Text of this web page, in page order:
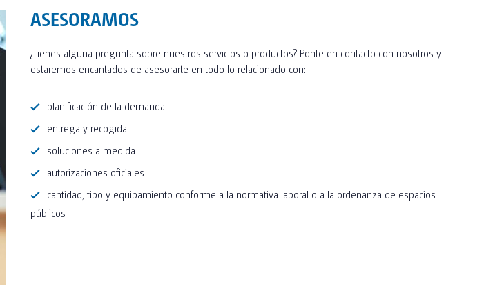
ASESORAMOS
¿Tienes alguna pregunta sobre nuestros servicios o productos? Ponte en contacto con nosotros y
estaremos encantados de asesorarte en todo lo relacionado con:
planificación de la demanda
entrega y recogida
soluciones a medida
autorizaciones oficiales
cantidad, tipo y equipamiento conforme a la normativa laboral o a la ordenanza de espacios
públicos